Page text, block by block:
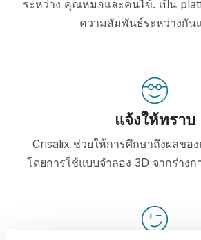
ระหว่าง คุณหมอและคนไข้. เป็น
ความสัมพันธ์ระหว่างกัน
แจ้งให้ทราบ
Crisalix ช่วยให้การศึกษาถึงผลขอ
โดยการใช้แบบจำลอง 3D จากร่างก